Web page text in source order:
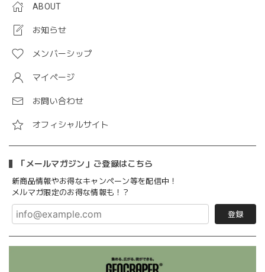
ABOUT
お知らせ
メンバーシップ
マイページ
お問い合わせ
オフィシャルサイト
「メールマガジン」ご登録はこちら
新商品情報やお得なキャンペーン等を配信中！
メルマガ限定のお得な情報も！？
登録